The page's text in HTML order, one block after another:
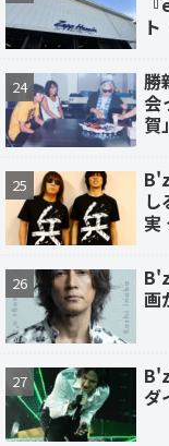
ト
勝
会
賀」
実
画
ダ